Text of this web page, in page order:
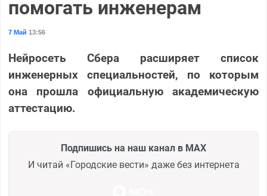
помогать инженерам
7 Май 13:56
Нейросеть Сбера расширяет список
инженерных специальностей, по которым
она прошла официальную академическую
аттестацию.
Подпишись на наш канал в MAX
И читай «Городские вести» даже без интернета